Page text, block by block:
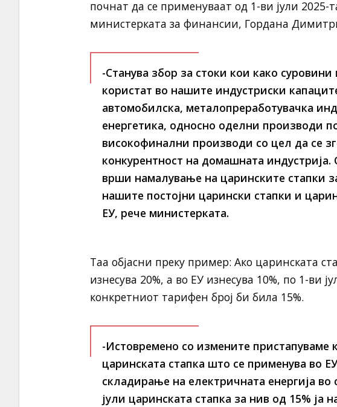
почнат да се применуваат од 1-ви јули
министерката за финансии, Гордана
-Станува збор за стоки кои како
користат во нашите индустриски
автомобилска, металопреработувачка
енергетика, односно оделни производи
високофинални производи со цел да се
конкурентност на домашната
врши намалување на царинските стапки
нашите постојни царински стапки и
ЕУ, рече министерката.
Таа објасни преку пример: Ако царинската
изнесува 20%, а во ЕУ изнесува 10%, по 1-ви
конкретниот тарифен број би била 15%.
-Истовремено со измените пристапуваме
царинската стапка што се применува во
складирање на електричната енергија во
јули царинската стапка за нив од 15% ја